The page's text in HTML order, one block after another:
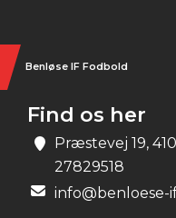
Benløse IF Fodbold
Find os her
Præstevej 19,
27829518
info@benloese-